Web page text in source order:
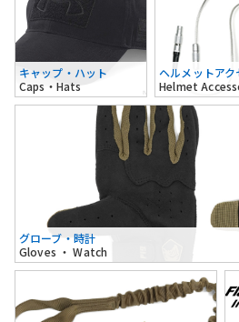
キャップ・ハット
Caps・Hats
ヘルメットアク
Helmet
グローブ・時計
Gloves ・ Watch